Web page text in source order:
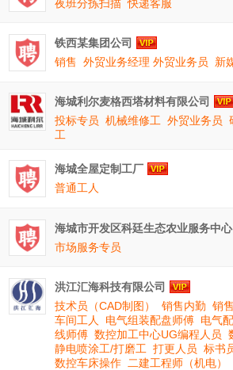
夜班分拣扫描 快递客服
铁西某集团公司
销售 外贸业务经理 外贸业务员 新
海城利尔麦格西塔材料有限公司
投标专员 机械维修工 外贸业务员
工
海城全屋定制工厂
普通工人
海城市开发区科廷生态农业服务中心
市场服务专员
洪江汇海科技有限公司
技术员（CAD制图）
销售内勤 销
车间工人
电气组装配盘师傅 电气
线师傅 数控加工中心UG编程人员
静电喷涂工/打磨工 打更人员 标书
数控车床操作
二建工程师（机电）